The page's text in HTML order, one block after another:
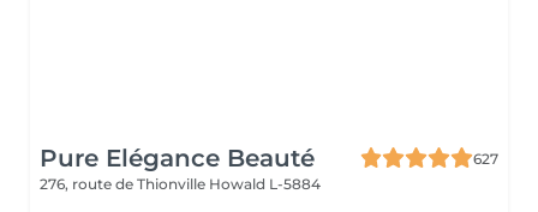
Pure Elégance Beauté
627
276, route de Thionville Howald L-5884